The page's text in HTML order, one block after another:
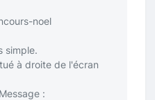
noel
simple.
à droite de l'écran
: